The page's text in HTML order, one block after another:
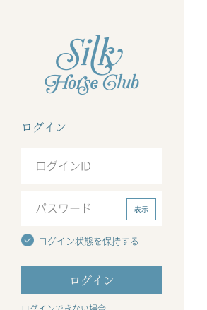
ログイン
表示
ログイン状態を保持する